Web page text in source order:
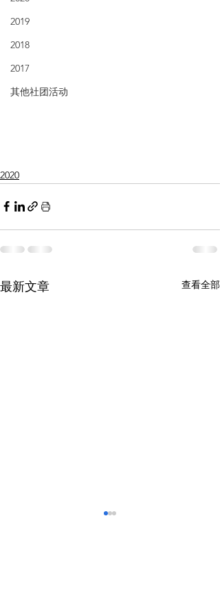
2019
2018
2017
其他社团活动
2020
最新文章 查看全部